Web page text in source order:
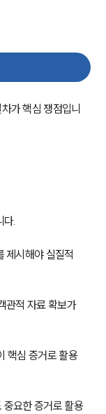
가 핵심 쟁점입니
.
제시해야 실질적
관적 자료 확보가
핵심 증거로 활용
중요한 증거로 활용